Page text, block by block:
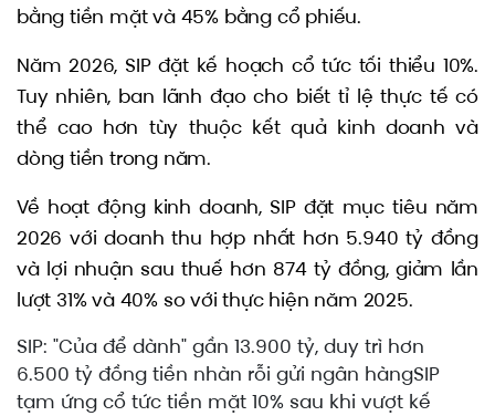
bằng tiền mặt và 45% bằng cổ phiếu.
Năm 2026, SIP đặt kế hoạch cổ tức tối thiểu 10%.
Tuy nhiên, ban lãnh đạo cho biết tỉ lệ thực tế có
thể cao hơn tùy thuộc kết quả kinh doanh và
dòng tiền trong năm.
Về hoạt động kinh doanh, SIP đặt mục tiêu năm
2026 với doanh thu hợp nhất hơn 5.940 tỷ đồng
và lợi nhuận sau thuế hơn 874 tỷ đồng, giảm lần
lượt 31% và 40% so với thực hiện năm 2025.
SIP: "Của để dành" gần 13.900 tỷ, duy trì hơn
6.500 tỷ đồng tiền nhàn rỗi gửi ngân hàngSIP
tạm ứng cổ tức tiền mặt 10% sau khi vượt kế